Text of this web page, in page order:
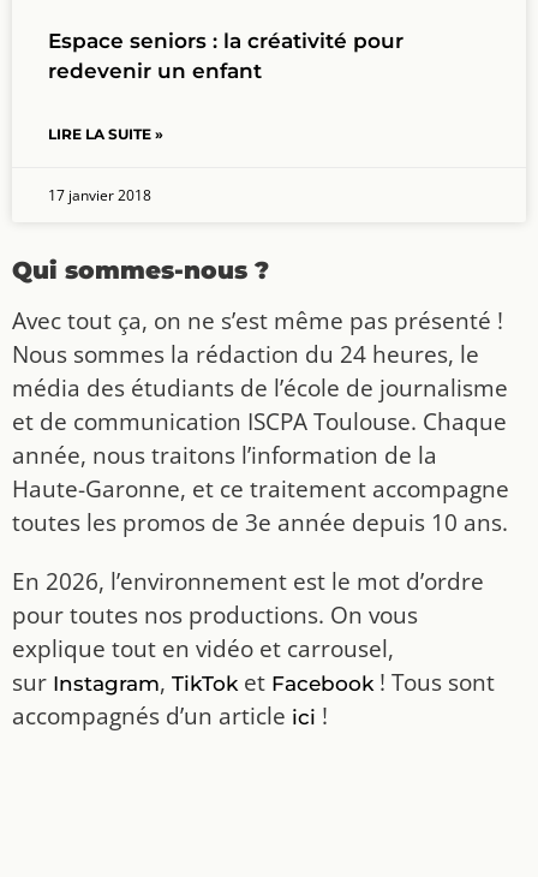
Espace seniors : la créativité pour
redevenir un enfant
LIRE LA SUITE »
17 janvier 2018
Qui sommes-nous ?
Avec tout ça, on ne s’est même pas présenté !
Nous sommes la rédaction du 24 heures, le
média des étudiants de l’école de journalisme
et de communication ISCPA Toulouse. Chaque
année, nous traitons l’information de la
Haute-Garonne, et ce traitement accompagne
toutes les promos de 3e année depuis 10 ans.
En 2026, l’environnement est le mot d’ordre
pour toutes nos productions. On vous
explique tout en vidéo et carrousel,
sur Instagram, TikToket Facebook! Tous sont
accompagnés d’un article ici !